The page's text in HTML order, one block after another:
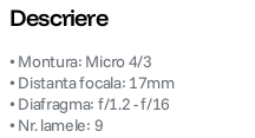
Descriere
• Montura: Micro 4/3
• Distanta focala: 17mm
• Diafragma: f/1.2 - f/16
• Nr. lamele: 9